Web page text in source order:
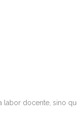
docente, sino